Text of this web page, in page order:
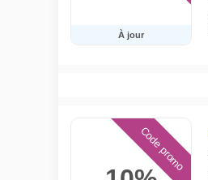
À jour
Code promo